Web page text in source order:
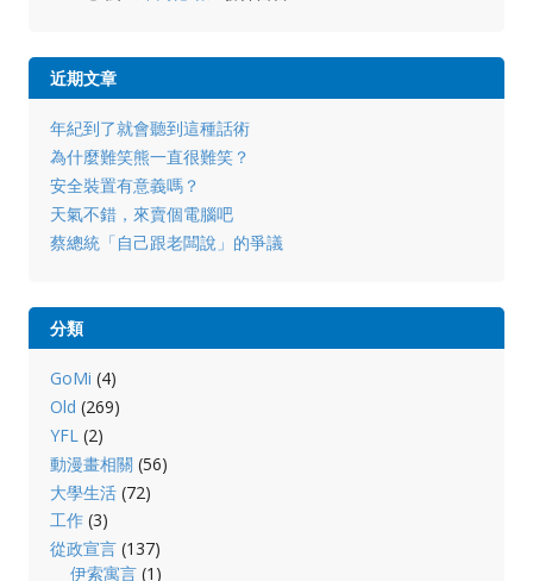
近期文章
年紀到了就會聽到這種話術
為什麼難笑熊一直很難笑？
安全裝置有意義嗎？
天氣不錯，來賣個電腦吧
蔡總統「自己跟老闆說」的爭議
分類
GoMi (4)
Old (269)
YFL(2)
動漫畫相關 (56)
大學生活(72)
工作(3)
從政宣言(137)
伊索寓言 (1)